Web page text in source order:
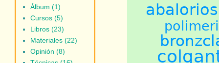
abalorios
Álbum (1)
Cursos (5)
Libros (23)
Materiales (22)
Opinión (8)